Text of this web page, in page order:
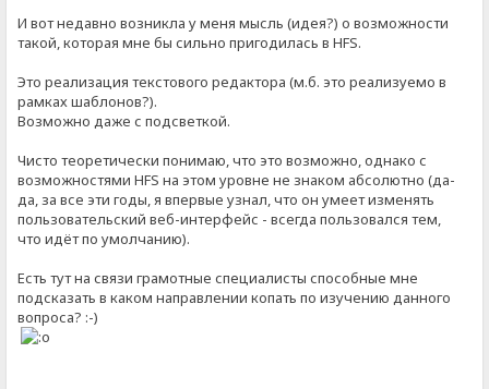
И вот недавно возникла у меня мысль (идея?) о возможности
такой, которая мне бы сильно пригодилась в HFS.
Это реализация текстового редактора (м.б. это реализуемо в
рамках шаблонов?).
Возможно даже с подсветкой.
Чисто теоретически понимаю, что это возможно, однако с
возможностями HFS на этом уровне не знаком абсолютно (да-
да, за все эти годы, я впервые узнал, что он умеет изменять
пользовательский веб-интерфейс - всегда пользовался тем,
что идёт по умолчанию).
Есть тут на связи грамотные специалисты способные мне
подсказать в каком направлении копать по изучению данного
вопроса? :-)